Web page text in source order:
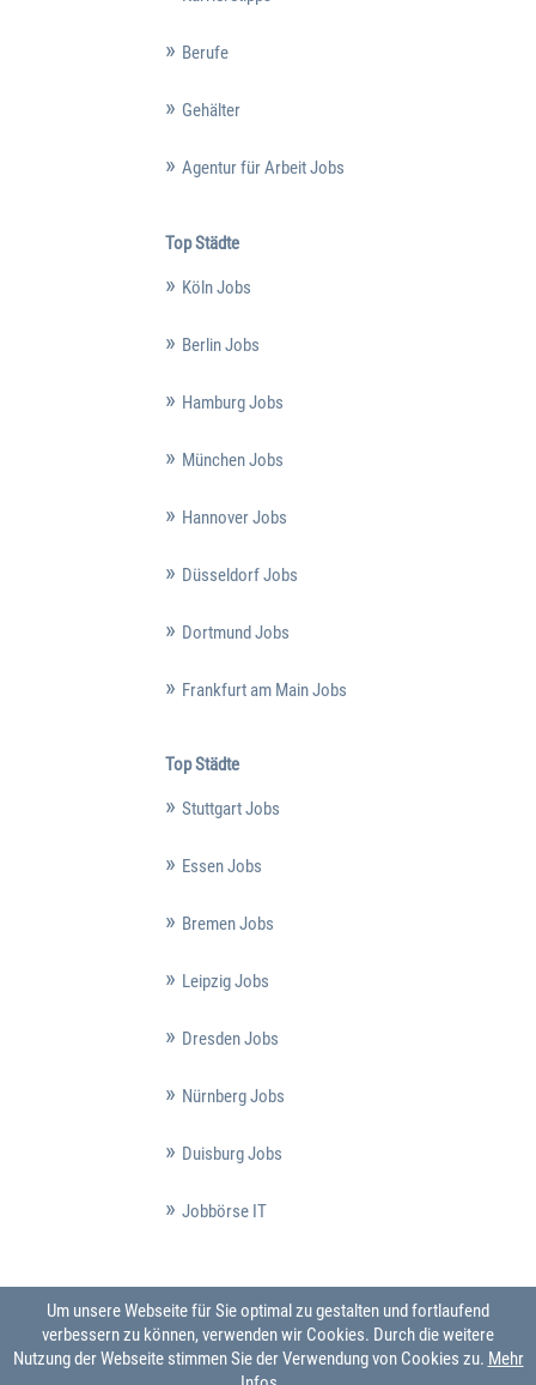
Berufe
Gehälter
Agentur für Arbeit Jobs
Top Städte
Köln Jobs
Berlin Jobs
Hamburg Jobs
München Jobs
Hannover Jobs
Düsseldorf Jobs
Dortmund Jobs
Frankfurt am Main Jobs
Top Städte
Stuttgart Jobs
Essen Jobs
Bremen Jobs
Leipzig Jobs
Dresden Jobs
Nürnberg Jobs
Duisburg Jobs
Jobbörse IT
Um unsere Webseite für Sie optimal zu gestalten und fortlaufend
verbessern zu können, verwenden wir Cookies. Durch die weitere
Nutzung der Webseite stimmen Sie der Verwendung von Cookies zu. Mehr